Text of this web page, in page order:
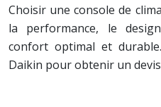
Choisir une console de
la performance, le
confort optimal et
Daikin pour obtenir un